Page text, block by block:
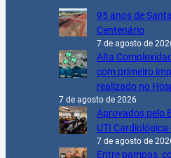
95 anos de
Centenário
7 de agosto de
Alta
com primeiro
realizado no
7 de agosto de 2026
Aprovados pelo
UTI
7 de agosto de
Entre pampas,